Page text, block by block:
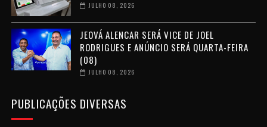
JULHO 08, 2026
JEOVÁ ALENCAR SERÁ VICE DE JOEL
RODRIGUES E ANÚNCIO SERÁ QUARTA-FEIRA
(08)
JULHO 08, 2026
PUBLICAÇÕES DIVERSAS